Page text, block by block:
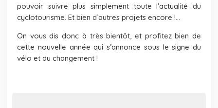
pouvoir suivre plus simplement toute l’actualité du
cyclotourisme. Et bien d’autres projets encore !…
On vous dis donc à très bientôt, et profitez bien de
cette nouvelle année qui s’annonce sous le signe du
vélo et du changement !